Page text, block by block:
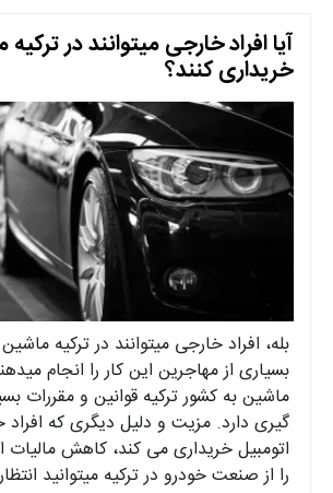
آیا افراد خارجی میتوانند در
خریداری کنند؟
بله، افراد خارجی میتوانند در ترکیه
بسیاری از مهاجرین این کار را انجام
ماشین به کشور ترکیه قوانین و مقررات
گیری دارد. مزیت و دلیل دیگری که افراد
اتومبیل خریداری می کند، کاهش
را از صنعت خودرو در ترکیه میتوانید